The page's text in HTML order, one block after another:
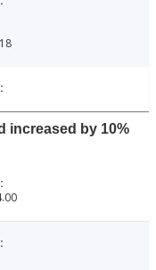
increased by 10%